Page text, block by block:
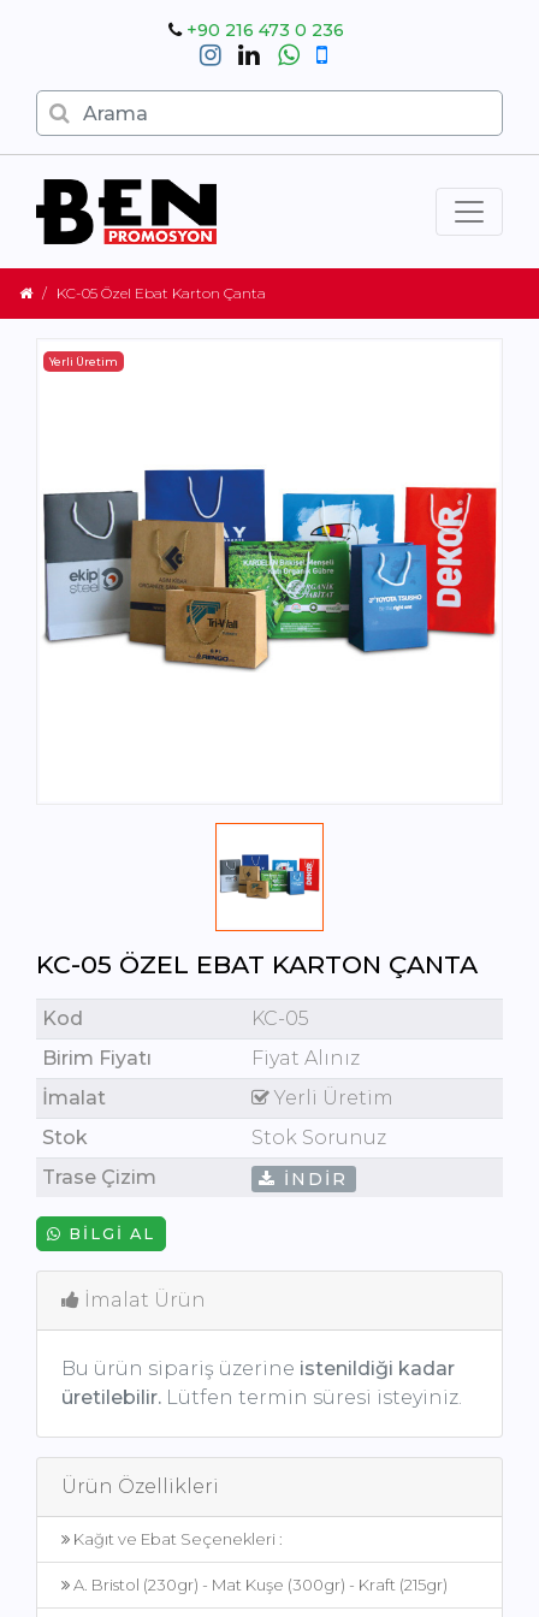
+90 216 473 0 236
KC-05 Özel Ebat Karton Çanta
Yerli Üretim
KC-05 ÖZEL EBAT KARTON ÇANTA
Kod
KC-05
Birim Fiyatı
Fiyat Alınız
İmalat
Yerli Üretim
Stok
Stok Sorunuz
Trase Çizim
İNDIR
BILGI AL
İmalat Ürün
Bu ürün sipariş üzerine istenildiği kadar
üretilebilir. Lütfen termin süresi isteyiniz.
Ürün Özellikleri
Kağıt ve Ebat Seçenekleri :
A. Bristol (230gr) - Mat Kuşe (300gr) - Kraft (215gr)